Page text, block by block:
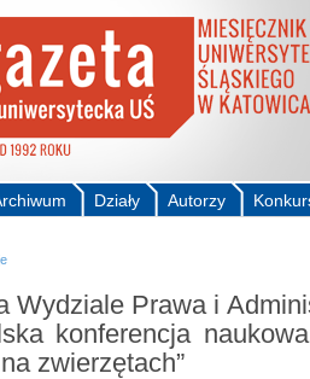
Autorzy
Działy
Wydziale Prawa i
konferencja
zwierzętach”